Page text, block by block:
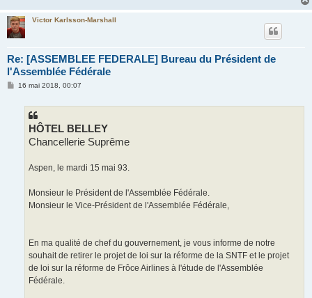
Victor Karlsson-Marshall
Re: [ASSEMBLEE FEDERALE] Bureau du Président de
l'Assemblée Fédérale
M16 mai 2018, 00:07
HÔTEL BELLEY
Chancellerie Suprême
Aspen, le mardi 15 mai 93.
Monsieur le Président de l'Assemblée Fédérale.
Monsieur le Vice-Président de l'Assemblée Fédérale,
En ma qualité de chef du gouvernement, je vous informe de notre
souhait de retirer le projet de loi sur la réforme de la SNTF et le projet
de loi sur la réforme de Frôce Airlines à l'étude de l'Assemblée
Fédérale.